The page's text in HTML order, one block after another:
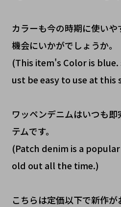
カラーも今の時期に使い
機会にいかがでしょうか。
(This item's Color is
ust be easy to use at this
ワッペンデニムはいつも
テムです。
(Patch denim is a
old out all the time.)
こちらは定価以下で新作